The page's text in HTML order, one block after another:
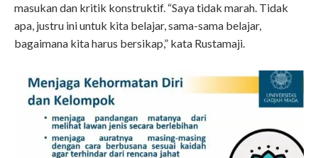
masukan dan kritik konstruktif. “Saya tidak marah. Tidak
apa, justru ini untuk kita belajar, sama-sama belajar,
bagaimana kita harus bersikap,” kata Rustamaji.